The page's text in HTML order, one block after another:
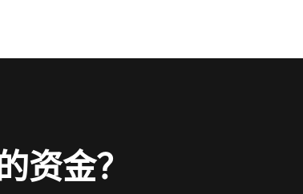
资金？